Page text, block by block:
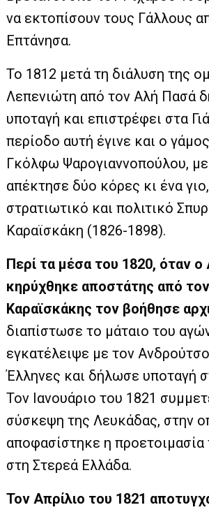
να εκτοπίσουν τους Γάλλους
Επτάνησα.
Το 1812 μετά τη διάλυση της
Λεπενιώτη από τον Αλή Πασά
υποταγή και επιστρέφει στα
περίοδο αυτή έγινε και ο
Γκόλφω Ψαρογιαννοπούλου,
απέκτησε δύο κόρες κι ένα
στρατιωτικό και πολιτικό
Καραϊσκάκη (1826-1898).
Περί τα μέσα του 1820, όταν
κηρύχθηκε αποστάτης από
Καραϊσκάκης τον βοήθησε
διαπίστωσε το μάταιο του
εγκατέλειψε με τον
Έλληνες και δήλωσε υποταγή
Τον Ιανουάριο του 1821
σύσκεψη της Λευκάδας, στην
αποφασίστηκε η προετοιμασία
στη Στερεά Ελλάδα.
Τον Απρίλιο του 1821